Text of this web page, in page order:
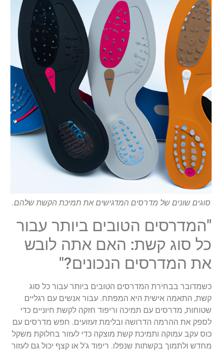
סוגים שונים של מדרסים המדגישים את תמיכת הקשת שלהם.
"המדרסים הטובים ביותר עבור
כל סוג קשת: האם אתה לובש
את המדרסים הנכונים?"
כשמדובר בבחירת המדרסים הטובים ביותר עבור כל סוג
קשת, התאמה אישית היא המפתח. עבור אנשים עם רגליים
שטוחות, מדרסים עם תמיכה וריפוד חזקה לקשת חיוניים כדי
לספק את ההרמה הדרושה ובלימת זעזועים. חפש מדרסים עם
כוס עקב עמוקה ותמיכת קשת מוצקה כדי לעזור בחלוקת משקל
מחדש ולתמוך בקשתות שנפלו. ריפוד ג'ל או קצף יכול גם לעזור